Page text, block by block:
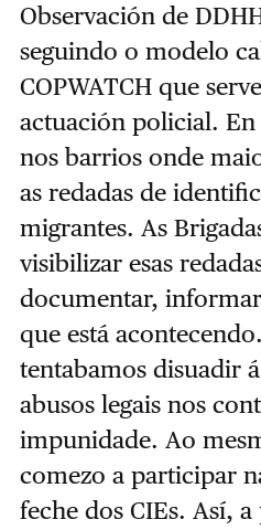
Observación de
seguindo o modelo
COPWATCH que
actuación policial.
nos barrios onde
as redadas de
migrantes. As
visibilizar esas
documentar,
que está
tentabamos disuadir
abusos legais nos
impunidade. Ao
comezo a participar
feche dos CIEs. Así,